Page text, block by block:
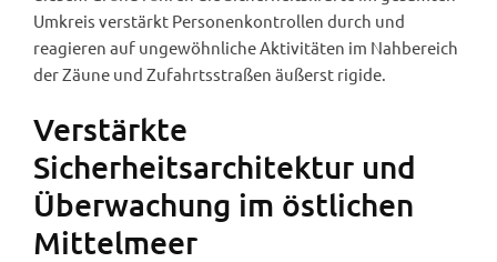
Umkreis verstärkt Personenkontrollen durch und
reagieren auf ungewöhnliche Aktivitäten im Nahbereich
der Zäune und Zufahrtsstraßen äußerst rigide.
Verstärkte
Sicherheitsarchitektur und
Überwachung im östlichen
Mittelmeer